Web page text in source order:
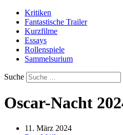
Kritiken
Fantastische Trailer
Kurzfilme
Essays
Rollenspiele
Sammelsurium
Suche
Oscar-Nacht
11. März 2024